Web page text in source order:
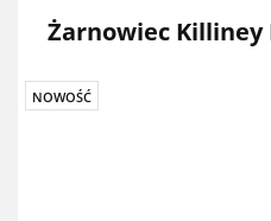
Żarnowiec Killiney
NOWOŚĆ